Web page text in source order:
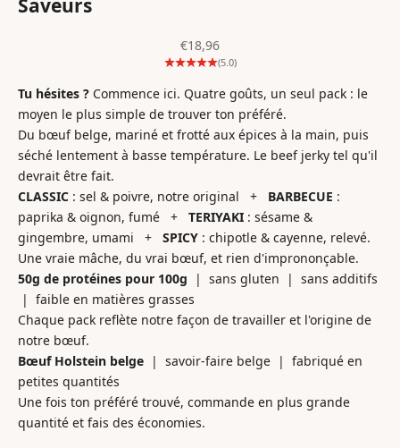
Saveurs
Prix de vente
€18,96
(5.0)
Tu hésites ? Commence ici. Quatre goûts, un seul pack : le
moyen le plus simple de trouver ton préféré.
Du bœuf belge, mariné et frotté aux épices à la main, puis
séché lentement à basse température. Le beef jerky tel qu'il
devrait être fait.
CLASSIC : sel & poivre, notre original + BARBECUE :
paprika & oignon, fumé + TERIYAKI : sésame &
gingembre, umami + SPICY : chipotle & cayenne, relevé.
Une vraie mâche, du vrai bœuf, et rien d'imprononçable.
50g de protéines pour 100g | sans gluten | sans additifs
| faible en matières grasses
Chaque pack reflète notre façon de travailler et l'origine de
notre bœuf.
Bœuf Holstein belge | savoir-faire belge | fabriqué en
petites quantités
Une fois ton préféré trouvé, commande en plus grande
quantité et fais des économies.